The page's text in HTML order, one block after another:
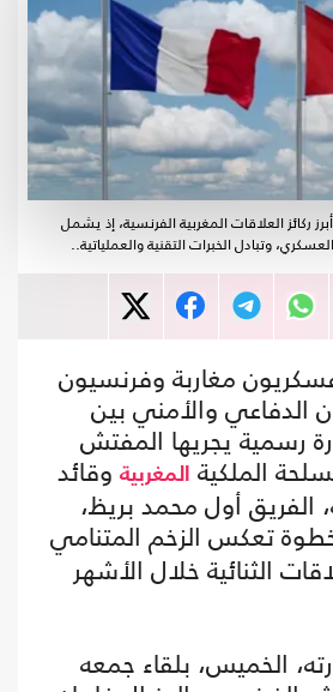
ركائز العلاقات المغربية الفرنسية، إذ يشمل
وتبادل الخبرات التقنية والعملياتية..
مغاربة وفرنسيون
الدفاعي والأمني بين
رسمية يجريها المفتش
الملكية المغربية وقائد
الفريق أول محمد بريظ،
تعكس الزخم المتنامي
الثنائية خلال الأشهر
الخميس، بلقاء جمعه